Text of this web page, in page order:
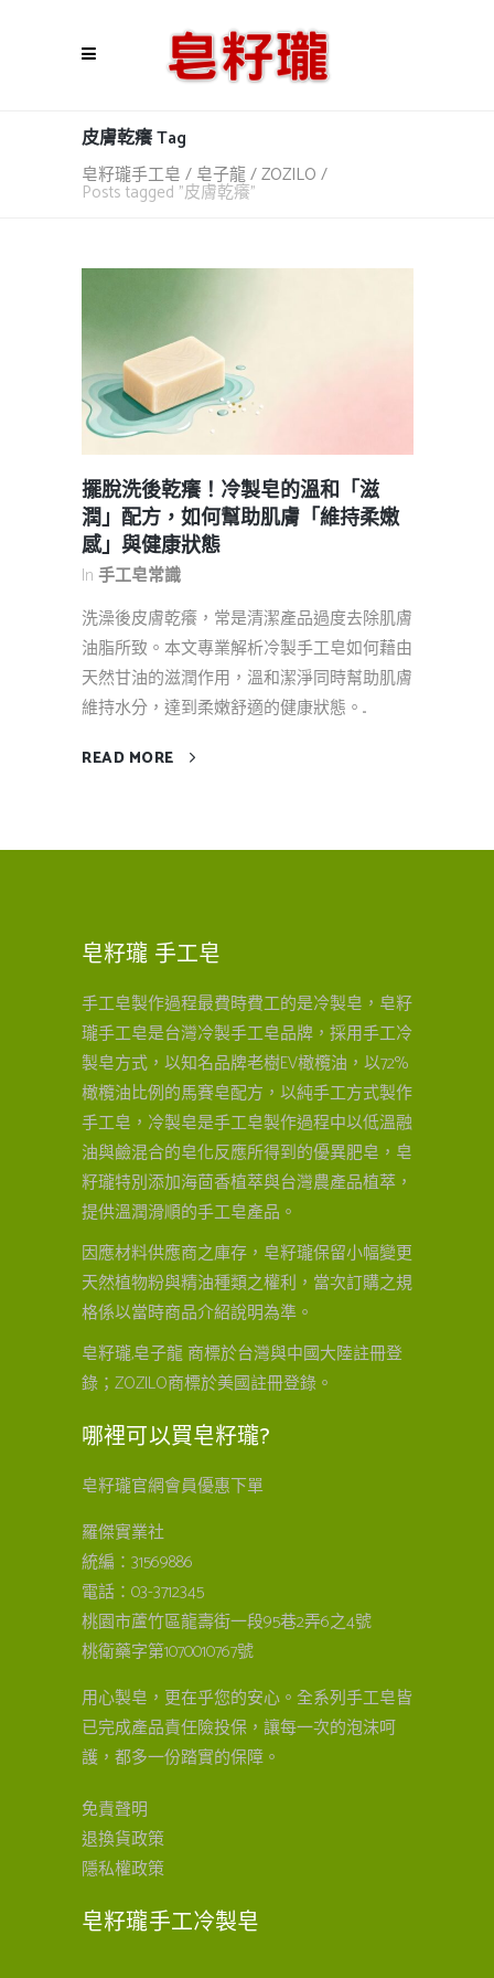
皮膚乾癢 Tag
皂籽瓏手工皂 / 皂子龍 / ZOZILO /
Posts tagged "皮膚乾癢"
擺脫洗後乾癢！冷製皂的溫和「滋
潤」配方，如何幫助肌膚「維持柔嫩
感」與健康狀態
In 手工皂常識
洗澡後皮膚乾癢，常是清潔產品過度去除肌膚
油脂所致。本文專業解析冷製手工皂如何藉由
天然甘油的滋潤作用，溫和潔淨同時幫助肌膚
維持水分，達到柔嫩舒適的健康狀態。...
READ MORE
皂籽瓏 手工皂
手工皂製作過程最費時費工的是冷製皂，皂籽
瓏手工皂是台灣冷製手工皂品牌，採用手工冷
製皂方式，以知名品牌老樹EV橄欖油，以72%
橄欖油比例的馬賽皂配方，以純手工方式製作
手工皂，冷製皂是手工皂製作過程中以低溫融
油與鹼混合的皂化反應所得到的優異肥皂，皂
籽瓏特別添加海茴香植萃與台灣農產品植萃，
提供溫潤滑順的手工皂產品。
因應材料供應商之庫存，皂籽瓏保留小幅變更
天然植物粉與精油種類之權利，當次訂購之規
格係以當時商品介紹說明為準。
皂籽瓏,皂子龍 商標於台灣與中國大陸註冊登
錄；ZOZILO商標於美國註冊登錄。
哪裡可以買皂籽瓏?
皂籽瓏官網會員優惠下單
羅傑實業社
統編：31569886
電話：03-3712345
桃園市蘆竹區龍壽街一段95巷2弄6之4號
桃衛藥字第1070010767號
用心製皂，更在乎您的安心。全系列手工皂皆
已完成產品責任險投保，讓每一次的泡沫呵
護，都多一份踏實的保障。
免責聲明
退換貨政策
隱私權政策
皂籽瓏手工冷製皂